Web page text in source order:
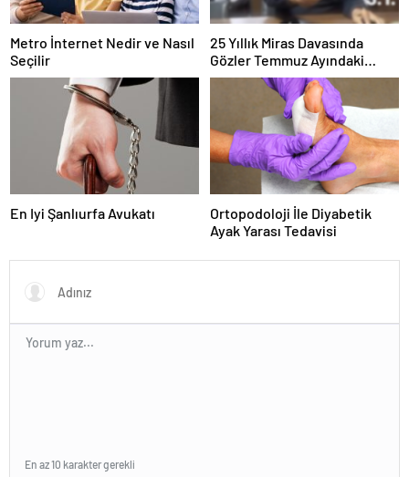
Metro İnternet Nedir ve Nasıl
Seçilir
25 Yıllık Miras Davasında
Gözler Temmuz Ayındaki
Karar Duruşmasına Çevrildi
En Iyi Şanlıurfa Avukatı
Ortopodoloji İle Diyabetik
Ayak Yarası Tedavisi
En az 10 karakter gerekli